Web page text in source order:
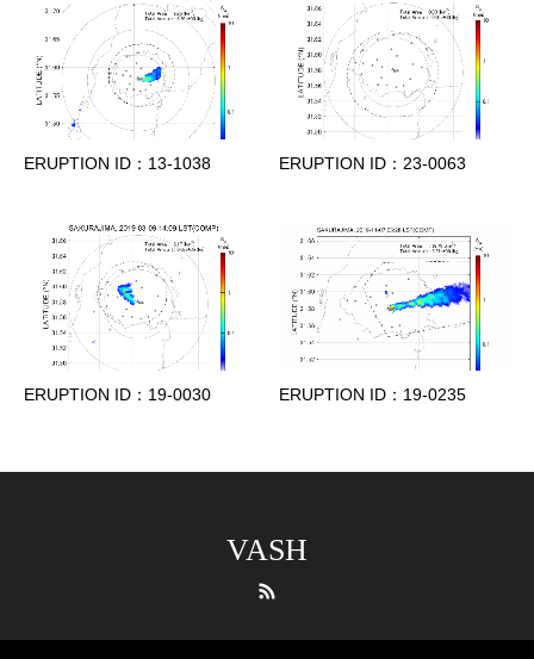
ERUPTION ID：13-1038 ERUPTION ID：23-0063
ERUPTION ID：19-0030 ERUPTION ID：19-0235
VASH